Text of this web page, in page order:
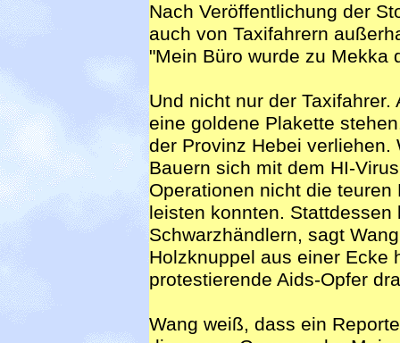
Nach Veröffentlichung der
auch von Taxifahrern
"Mein Büro wurde zu Mekka
Und nicht nur der
eine goldene Plakette
der Provinz Hebei verliehen.
Bauern sich mit dem HI-
Operationen nicht die
leisten konnten.
Schwarzhändlern, sagt
Holzknuppel aus einer Ecke
protestierende Aids-Opfer
Wang weiß, dass ein